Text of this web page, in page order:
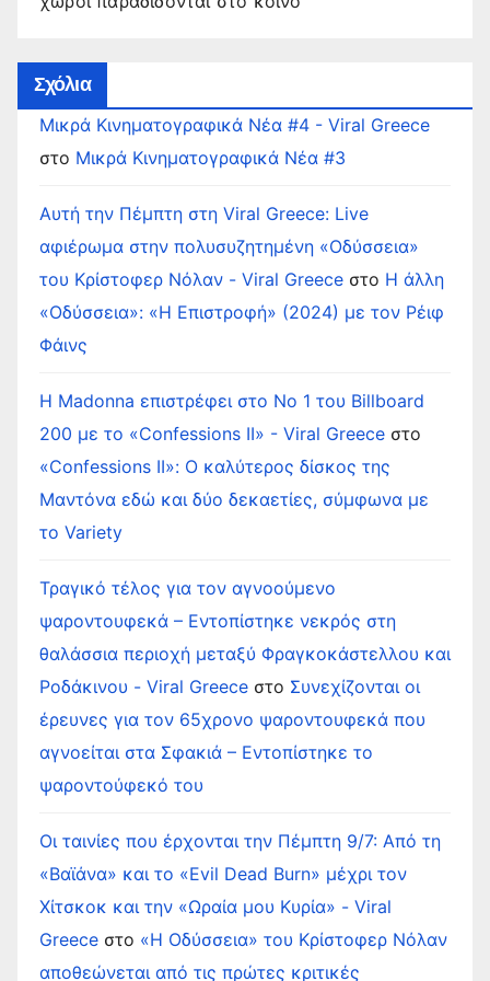
Σχόλια
Μικρά Κινηματογραφικά Νέα #4 - Viral Greece
στο Μικρά Κινηματογραφικά Νέα #3
Αυτή την Πέμπτη στη Viral Greece: Live
αφιέρωμα στην πολυσυζητημένη «Οδύσσεια»
του Κρίστοφερ Νόλαν - Viral Greece στο Η άλλη
«Οδύσσεια»: «Η Επιστροφή» (2024) με τον Ρέιφ
Φάινς
Η Madonna επιστρέφει στο Νο 1 του Billboard
200 με το «Confessions II» - Viral Greece στο
«Confessions II»: Ο καλύτερος δίσκος της
Μαντόνα εδώ και δύο δεκαετίες, σύμφωνα με
το Variety
Τραγικό τέλος για τον αγνοούμενο
ψαροντουφεκά – Εντοπίστηκε νεκρός στη
θαλάσσια περιοχή μεταξύ Φραγκοκάστελλου και
Ροδάκινου - Viral Greece στο Συνεχίζονται οι
έρευνες για τον 65χρονο ψαροντουφεκά που
αγνοείται στα Σφακιά – Εντοπίστηκε το
ψαροντούφεκό του
Οι ταινίες που έρχονται την Πέμπτη 9/7: Από τη
«Βαϊάνα» και το «Evil Dead Burn» μέχρι τον
Χίτσκοκ και την «Ωραία μου Κυρία» - Viral
Greece στο «Η Οδύσσεια» του Κρίστοφερ Νόλαν
αποθεώνεται από τις πρώτες κριτικές